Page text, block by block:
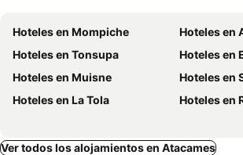
Hoteles en Mompiche
Hoteles en
Hoteles en Tonsupa
Hoteles en
Hoteles en Muisne
Hoteles en
Hoteles en La Tola
Hoteles en
Ver todos los alojamientos en Atacames